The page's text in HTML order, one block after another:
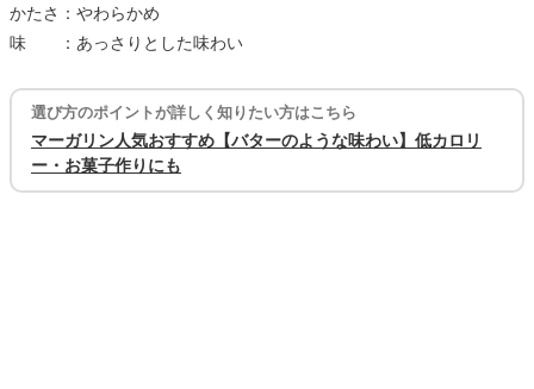
かたさ：やわらかめ
味 ：あっさりとした味わい
選び方のポイントが詳しく知りたい方はこちら
マーガリン人気おすすめ【バターのような味わい】低カロリ
ー・お菓子作りにも